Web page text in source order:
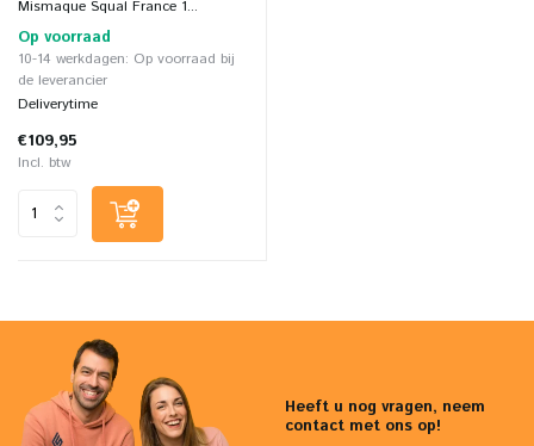
Mismaque Squal France 1...
Op voorraad
10-14 werkdagen: Op voorraad bij
de leverancier
Deliverytime
€109,95
Incl. btw
Heeft u nog vragen, neem
contact met ons op!